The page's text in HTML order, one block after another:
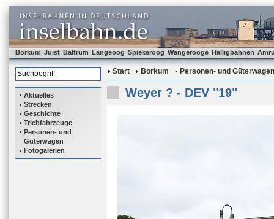
Borkum Juist Baltrum Langeoog Spiekeroog Wangerooge Halligbahnen
Aktuelles
Strecken
Geschichte
Triebfahrzeuge
Personen- und
Güterwagen
Fotogalerien
Start Borkum Personen- und Güterwagen
Weyer ? - DEV "19"